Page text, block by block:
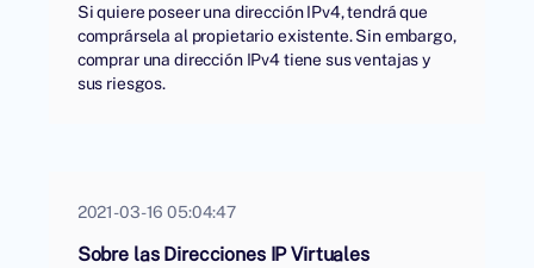
Si quiere poseer una dirección IPv4, tendrá que
comprársela al propietario existente. Sin embargo,
comprar una dirección IPv4 tiene sus ventajas y
sus riesgos.
2021-03-16 05:04:47
Sobre las Direcciones IP Virtuales